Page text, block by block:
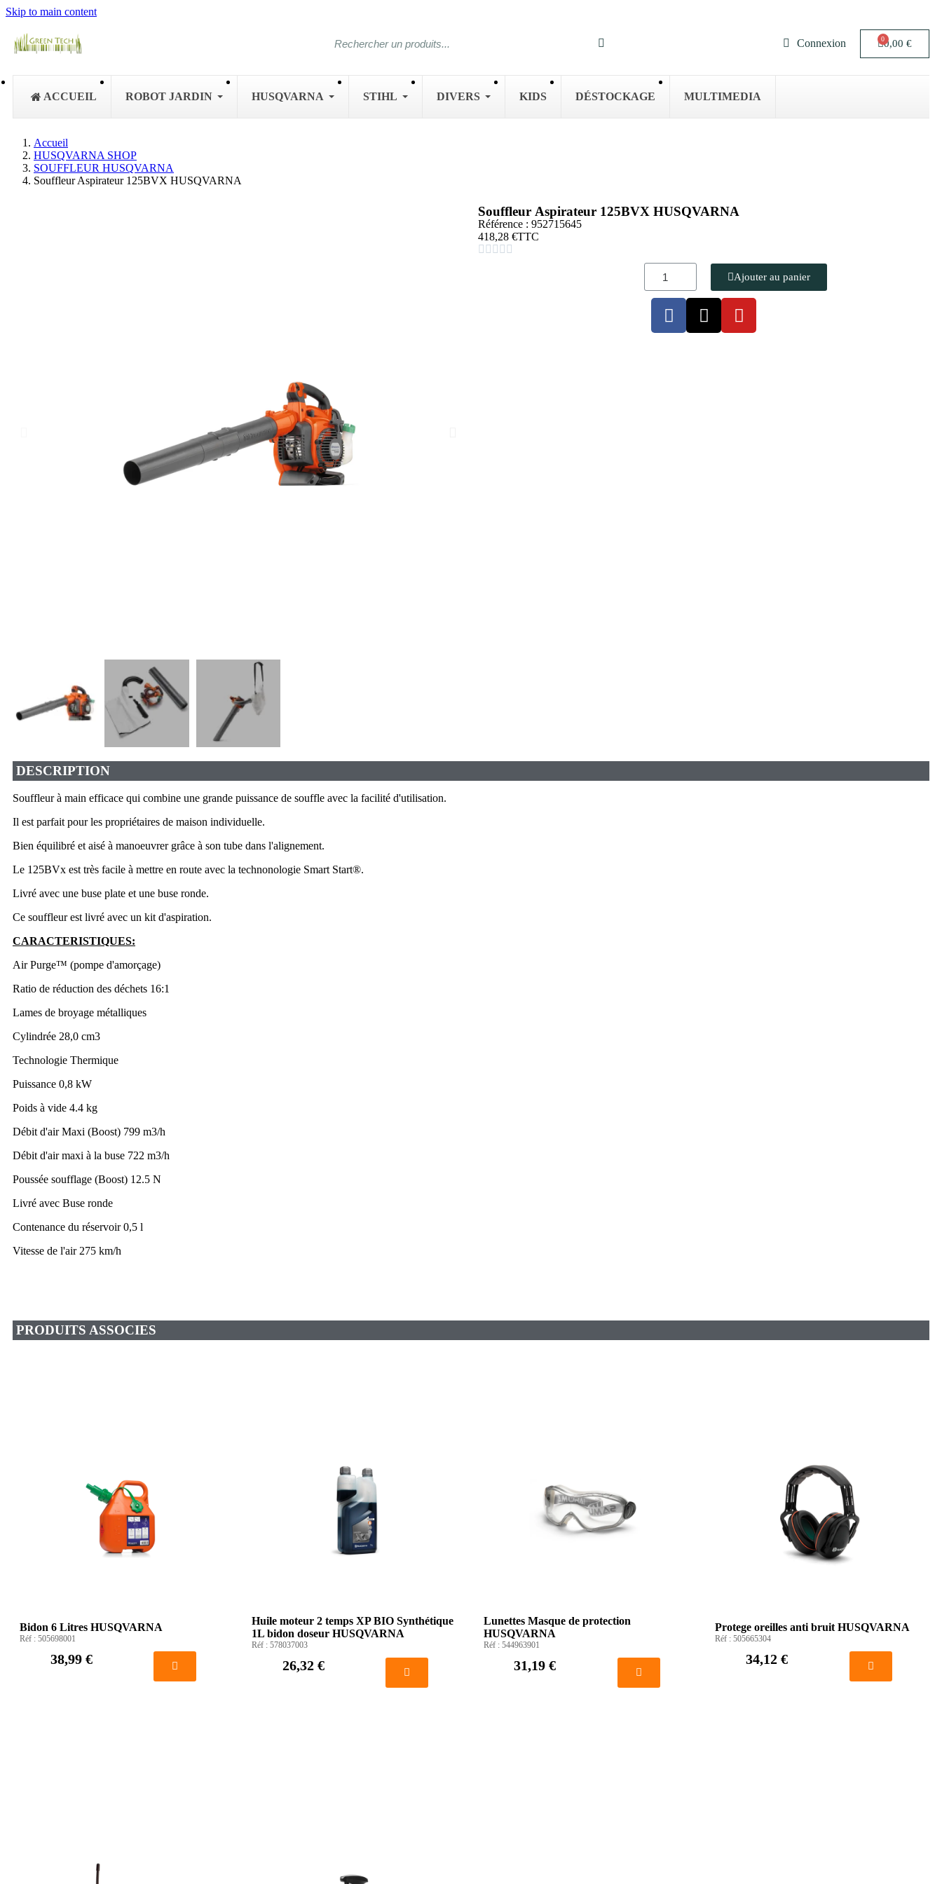
Skip to main content
Connexion 0,00 €
ACCUEIL ROBOT JARDIN HUSQVARNA STIHL DIVERS KIDS DÉSTOCKAGE MULTIMEDIA
Accueil
HUSQVARNA SHOP
SOUFFLEUR HUSQVARNA
Souffleur Aspirateur 125BVX HUSQVARNA
Souffleur Aspirateur 125BVX HUSQVARNA
Référence : 952715645
418,28 €TTC
    
Ajouter au panier
DESCRIPTION
Souffleur à main efficace qui combine une grande puissance de souffle avec la facilité d'utilisation.
Il est parfait pour les propriétaires de maison individuelle.
Bien équilibré et aisé à manoeuvrer grâce à son tube dans l'alignement.
Le 125BVx est très facile à mettre en route avec la technonologie Smart Start®.
Livré avec une buse plate et une buse ronde.
Ce souffleur est livré avec un kit d'aspiration.
CARACTERISTIQUES:
Air Purge™ (pompe d'amorçage)
Ratio de réduction des déchets 16:1
Lames de broyage métalliques
Cylindrée 28,0 cm3
Technologie Thermique
Puissance 0,8 kW
Poids à vide 4.4 kg
Débit d'air Maxi (Boost) 799 m3/h
Débit d'air maxi à la buse 722 m3/h
Poussée soufflage (Boost) 12.5 N
Livré avec Buse ronde
Contenance du réservoir0,5 l
Vitesse de l'air 275 km/h
PRODUITS ASSOCIES
Bidon 6 Litres HUSQVARNA
Réf : 505698001
38,99 €
Huile moteur 2 temps XP BIO Synthétique
1L bidon doseur HUSQVARNA
Réf : 578037003
26,32 €
Lunettes Masque de protection
HUSQVARNA
Réf : 544963901
31,19 €
Protege oreilles anti bruit HUSQVARNA
Réf :505665304
34,12 €